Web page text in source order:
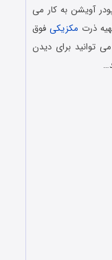
آویشن به ‌کار می
ذرت مکزیکیفوق
توانید برای دیدن